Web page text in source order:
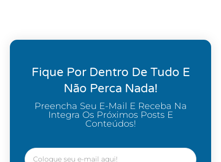
Fique Por Dentro De Tudo E
Não Perca Nada!
Preencha Seu E-Mail E Receba Na
Integra Os Próximos Posts E
Conteúdos!